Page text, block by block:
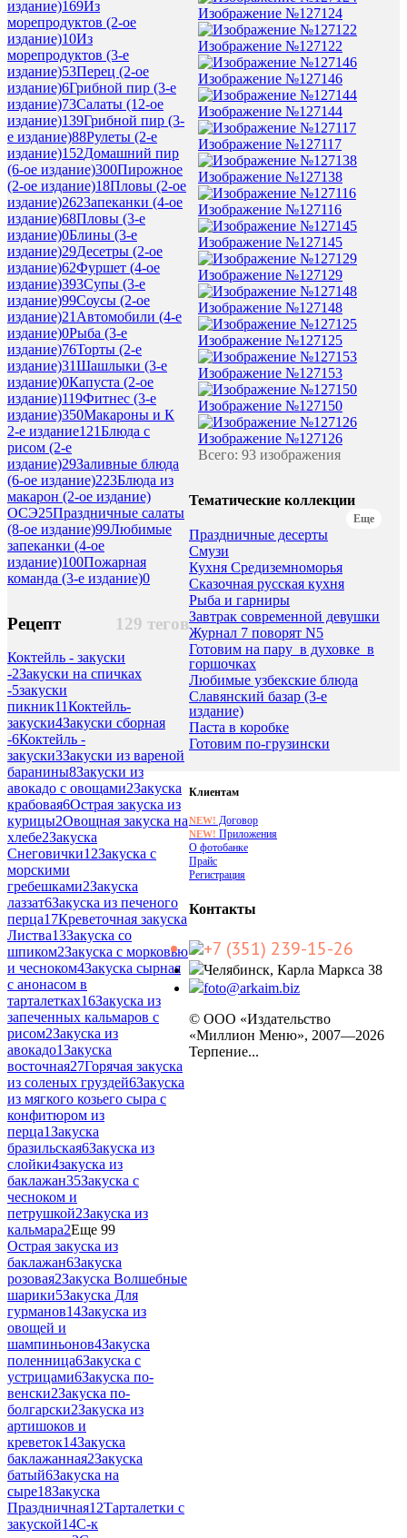
издание)169Из
морепродуктов (2-ое
издание)10Из
морепродуктов (3-е
издание)53Перец (2-ое
издание)6Грибной пир (3-е
издание)73Салаты (12-ое
издание)139Грибной пир (3-
е издание)88Рулеты (2-е
издание)152Домашний пир
(6-ое издание)300Пирожное
(2-ое издание)18Пловы (2-ое
издание)262Запеканки (4-ое
издание)68Пловы (3-е
издание)0Блины (3-е
издание)29Десетры (2-ое
издание)62Фуршет (4-ое
издание)393Супы (3-е
издание)99Соусы (2-ое
издание)21Автомобили (4-е
издание)0Рыба (3-е
издание)76Торты (2-е
издание)31Шашлыки (3-е
издание)0Капуста (2-ое
издание)119Фитнес (3-е
издание)350Макароны и К
2-е издание121Блюда с
рисом (2-е
издание)29Заливные блюда
(6-ое издание)223Блюда из
макарон (2-ое издание)
ОСЭ25Праздничные салаты
(8-ое издание)99Любимые
запеканки (4-ое
издание)100Пожарная
команда (3-е издание)0
129 тегов
Рецепт
Коктейль - закуски
-2Закуски на спичках
-5закуски
пикник11Коктейль-
закуски4Закуски сборная
-6Коктейль -
закуски3Закуски из вареной
баранины8Закуски из
авокадо с овощами2Закуска
крабовая6Острая закуска из
курицы2Овощная закуска на
хлебе2Закуска
Снеговички12Закуска с
морскими
гребешками2Закуска
лаззат6Закуска из печеного
перца17Креветочная закуска
Листва13Закуска со
шпиком2Закуска с морковью
и чесноком4Закуска сырная
с анонасом в
тарталетках16Закуска из
запеченных кальмаров с
рисом2Закуска из
авокадо1Закуска
восточная27Горячая закуска
из соленых груздей6Закуска
из мягкого козьего сыра с
конфитюром из
перца1Закуска
бразильская6Закуска из
слойки4закуска из
баклажан35Закуска с
чесноком и
петрушкой2Закуска из
кальмара2Еще 99
Острая закуска из
баклажан6Закуска
розовая2Закуска Волшебные
шарики5Закуска Для
гурманов14Закуска из
овощей и
шампиньонов4Закуска
поленница6Закуска с
устрицами6Закуска по-
венски2Закуска по-
болгарски2Закуска из
артишоков и
креветок14Закуска
баклажанная2Закуска
батый6Закуска на
сыре18Закуска
Праздничная12Тарталетки с
закуской14С-к
Изображение №127124
Изображение №127122
Изображение №127146
Изображение №127144
Изображение №127117
Изображение №127138
Изображение №127116
Изображение №127145
Изображение №127129
Изображение №127148
Изображение №127125
Изображение №127153
Изображение №127150
Изображение №127126
Всего: 93 изображения
Тематические коллекции
Еще
Праздничные десерты
Смузи
Кухня Средиземноморья
Сказочная русская кухня
Рыба и гарниры
Завтрак современной девушки
Журнал 7 поворят N5
Готовим на пару_в духовке_в
горшочках
Любимые узбекские блюда
Славянский базар (3-е
издание)
Паста в коробке
Готовим по-грузински
Клиентам
NEW! Договор
NEW! Приложения
О фотобанке
Прайс
Регистрация
Контакты
+7 (351) 239-15-26
Челябинск, Карла Маркса 38
foto@arkaim.biz
© ООО «Издательство
«Миллион Меню», 2007—2026
Терпение...